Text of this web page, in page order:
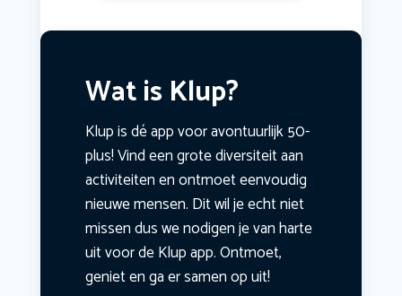
Wat is Klup?
Klup is dé app voor avontuurlijk 50-
plus! Vind een grote diversiteit aan
activiteiten en ontmoet eenvoudig
nieuwe mensen. Dit wil je echt niet
missen dus we nodigen je van harte
uit voor de Klup app. Ontmoet,
geniet en ga er samen op uit!